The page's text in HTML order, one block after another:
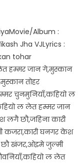
Album :
Jha VJLyrics :
tohar
हम्मर जान गे,मुस्कान
तोहर
चुनमुनियाँ,कहियो ल
ल लेत हम्मर जान
लगै छौ,जहिना कारी
कजरा,कारी घनगर केश
छौ खंजर,ओइमे जुल्मी
ल लेत